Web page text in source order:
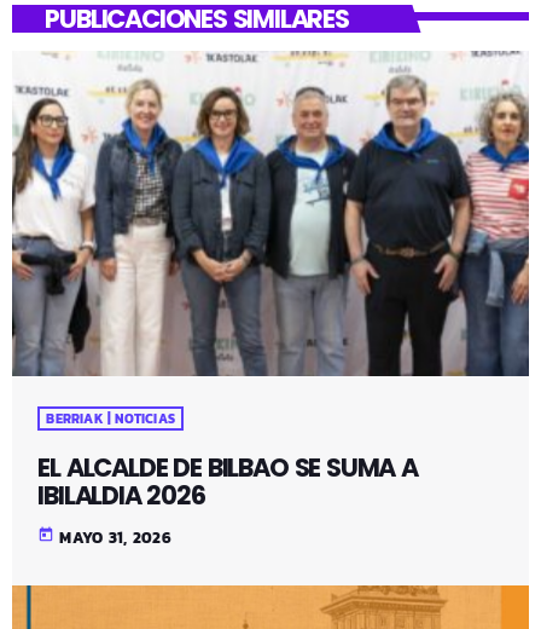
PUBLICACIONES SIMILARES
BERRIAK | NOTICIAS
EL ALCALDE DE BILBAO SE SUMA A
IBILALDIA 2026
today MAYO 31, 2026